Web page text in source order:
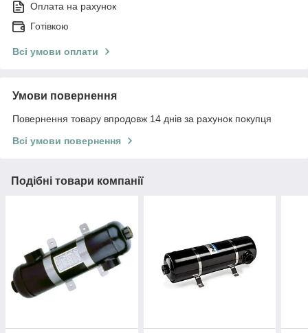
Оплата на рахунок
Готівкою
Всі умови оплати
Умови повернення
Повернення товару впродовж 14 днів за рахунок покупця
Всі умови повернення
Подібні товари компанії